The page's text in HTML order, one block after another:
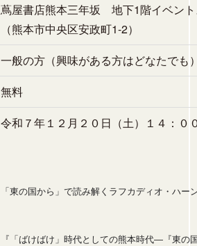
蔦屋書店熊本三年坂 地下1階イベン
（熊本市中央区安政町1-2）
一般の方（興味がある方はどなたでも
無料
令和７年１２月２０日（土）１４：０
「東の国から」で読み解くラフカディオ・ハー
『「ばけばけ」時代としての熊本時代―『東